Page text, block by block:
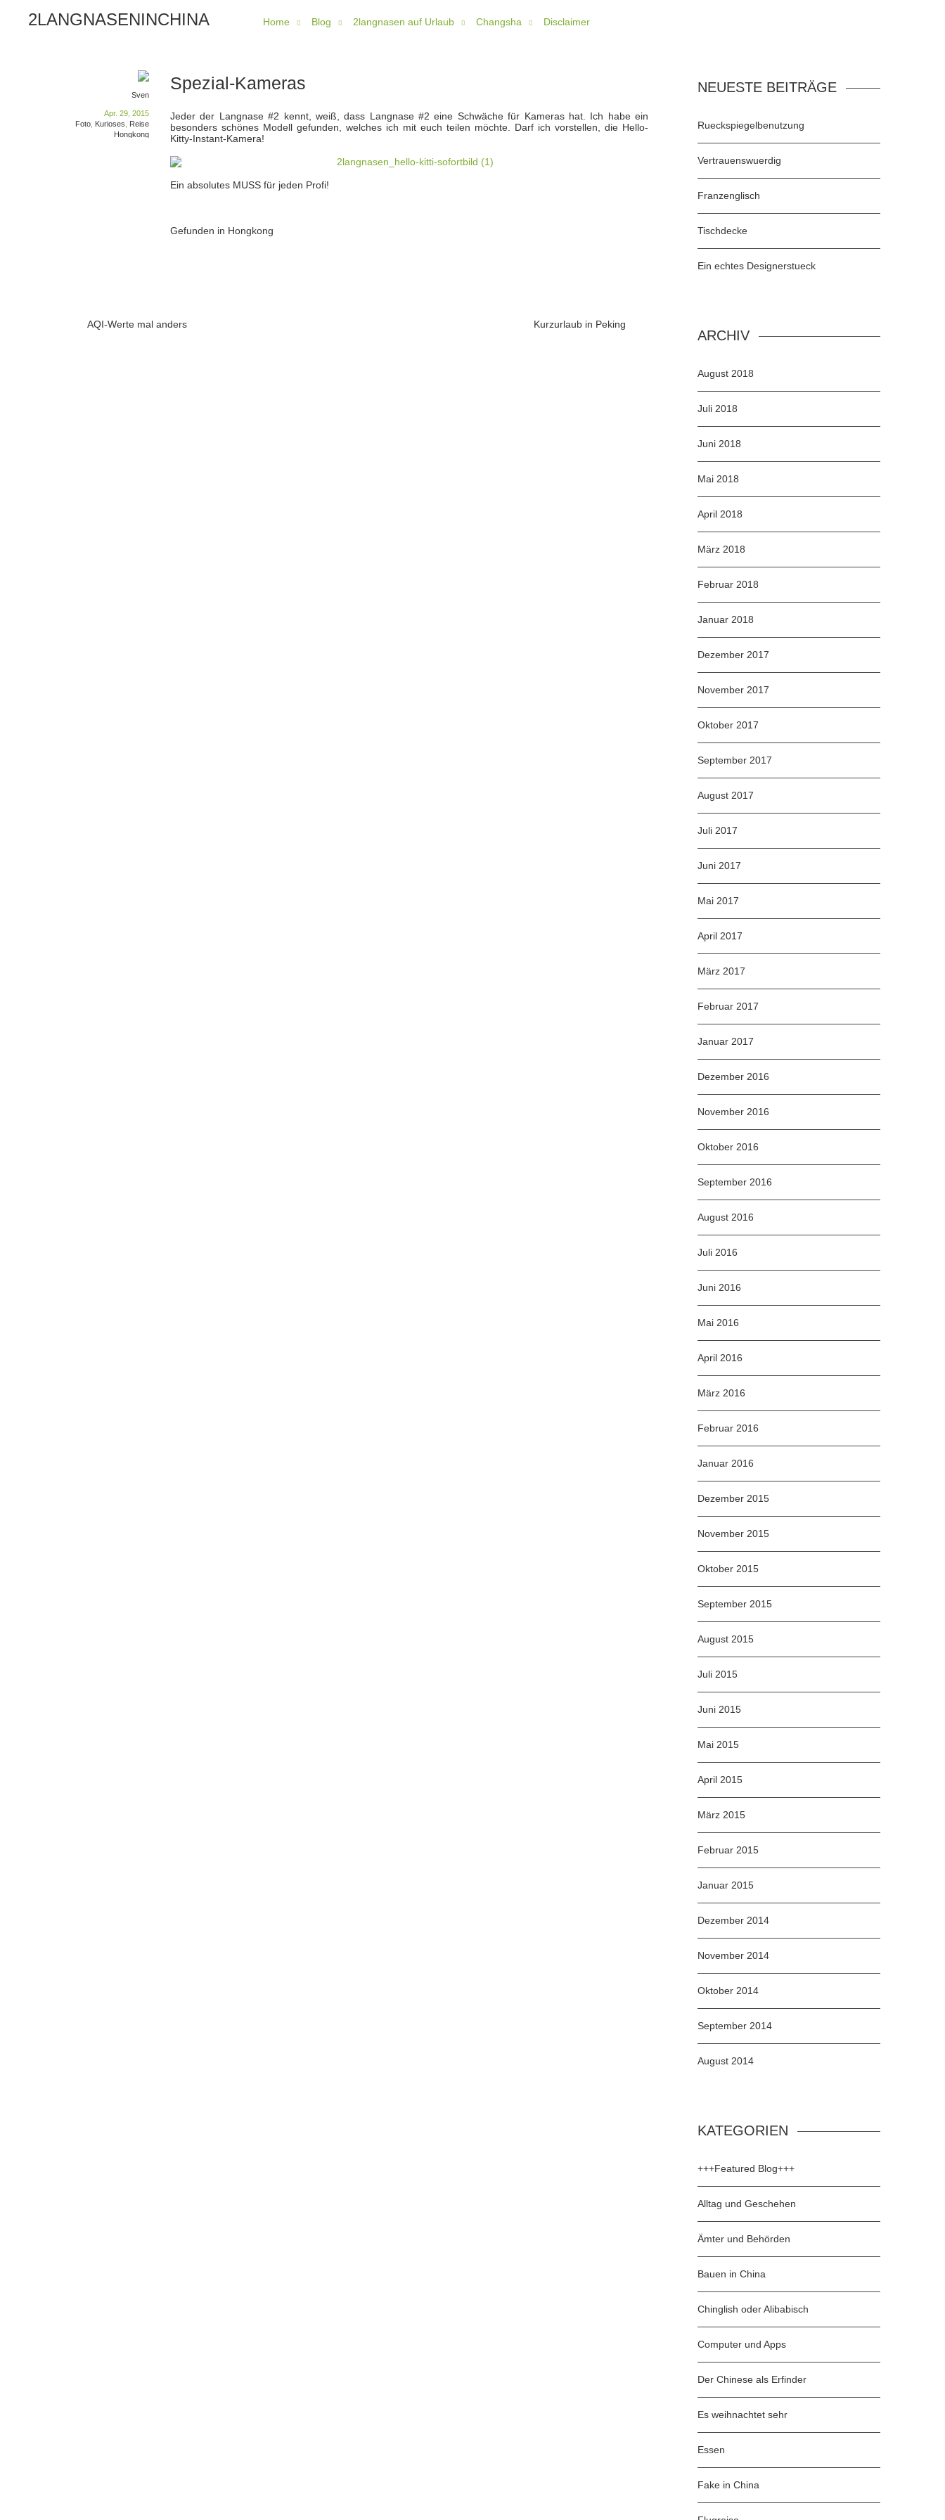
2LANGNASENINCHINA Home Blog 2langnasen auf Urlaub Changsha Disclaimer
Spezial-Kameras
Sven
Apr. 29, 2015
Foto, Kurioses, Reise
Hongkong
Jeder der Langnase #2 kennt, weiß, dass Langnase #2 eine Schwäche für Kameras hat. Ich habe ein
besonders schönes Modell gefunden, welches ich mit euch teilen möchte. Darf ich vorstellen, die Hello-
Kitty-Instant-Kamera!
Ein absolutes MUSS für jeden Profi!
Gefunden in Hongkong
AQI-Werte mal anders Kurzurlaub in Peking
NEUESTE BEITRÄGE
Rueckspiegelbenutzung
Vertrauenswuerdig
Franzenglisch
Tischdecke
Ein echtes Designerstueck
ARCHIV
August 2018
Juli 2018
Juni 2018
Mai 2018
April 2018
März 2018
Februar 2018
Januar 2018
Dezember 2017
November 2017
Oktober 2017
September 2017
August 2017
Juli 2017
Juni 2017
Mai 2017
April 2017
März 2017
Februar 2017
Januar 2017
Dezember 2016
November 2016
Oktober 2016
September 2016
August 2016
Juli 2016
Juni 2016
Mai 2016
April 2016
März 2016
Februar 2016
Januar 2016
Dezember 2015
November 2015
Oktober 2015
September 2015
August 2015
Juli 2015
Juni 2015
Mai 2015
April 2015
März 2015
Februar 2015
Januar 2015
Dezember 2014
November 2014
Oktober 2014
September 2014
August 2014
KATEGORIEN
+++Featured Blog+++
Alltag und Geschehen
Ämter und Behörden
Bauen in China
Chinglish oder Alibabisch
Computer und Apps
Der Chinese als Erfinder
Es weihnachtet sehr
Essen
Fake in China